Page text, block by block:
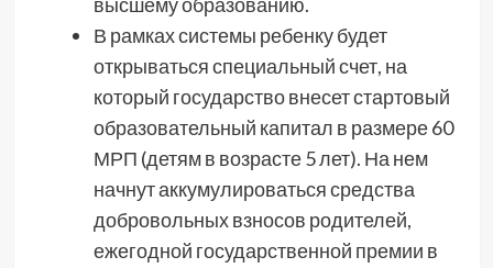
В рамках системы ребенку будет
открываться специальный счет, на
который государство внесет стартовый
образовательный капитал в размере 60
МРП (детям в возрасте 5 лет). На нем
начнут аккумулироваться средства
добровольных взносов родителей,
ежегодной государственной премии в